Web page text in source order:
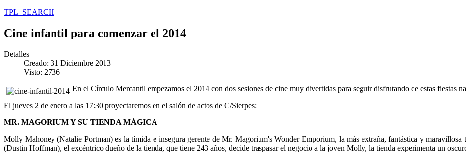
TPL_SEARCH
Cine infantil para comenzar el 2014
Detalles
Creado: 31 Diciembre 2013
Visto: 2736
En el Círculo Mercantil empezamos el 2014 con dos sesiones de cine muy divertidas para seguir disfrutando de estas fiestas
El jueves 2 de enero a las 17:30 proyectaremos en el salón de actos de C/Sierpes:
MR. MAGORIUM Y SU TIENDA MÁGICA
Molly Mahoney (Natalie Portman) es la tímida e insegura gerente de Mr. Magorium's Wonder Emporium, la más extraña, fantástica y
(Dustin Hoffman), el excéntrico dueño de la tienda, que tiene 243 años, decide traspasar el negocio a la joven Molly, la tienda experimenta un